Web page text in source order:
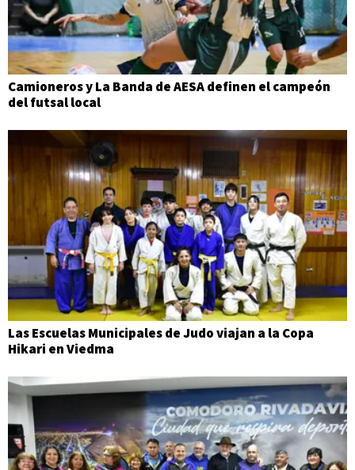
Camioneros y La Banda de AESA definen el campeón
del futsal local
Las Escuelas Municipales de Judo viajan a la Copa
Hikari en Viedma